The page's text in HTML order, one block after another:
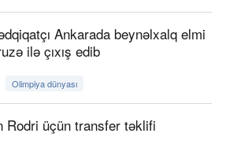
Ankarada beynəlxalq elmi
ilə çıxış edib
Olimpiya dünyası
Rodri üçün transfer təklifi